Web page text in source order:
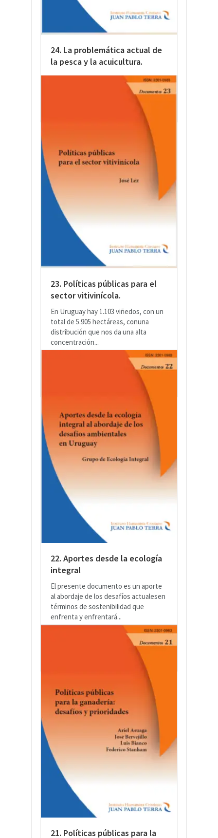
24. La problemática actual de
la pesca y la acuicultura.
23. Políticas públicas para el
sector vitivinícola.
En Uruguay hay 1.103 viñedos, con un
total de 5.905 hectáreas, conuna
distribución que nos da una alta
concentración...
22. Aportes desde la ecología
integral
El presente documento es un aporte
al abordaje de los desafíos actualesen
términos de sostenibilidad que
enfrenta y enfrentará...
21. Políticas públicas para la